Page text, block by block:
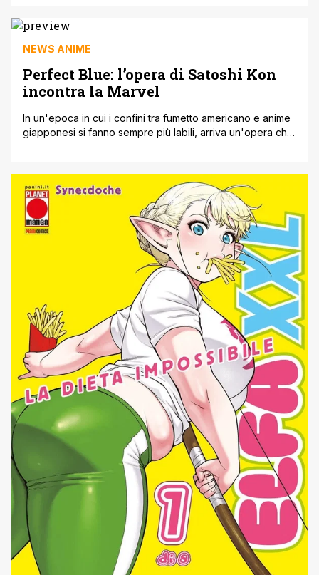
c’è sempre lui, Satoshi Kon, lo stesso autore di “Paprika”
e “Perfect Blue”, e già questo basterebbe [']
NEWS ANIME
Perfect Blue: l’opera di Satoshi Kon
incontra la Marvel
In un'epoca in cui i confini tra fumetto americano e anime
giapponesi si fanno sempre più labili, arriva un'opera che
attraverso il tratto elegante e ipnotico di Stanley 'Artgerm'
Lau, uno dei nomi più noti dell'universo Marvel e DC in
campo [']